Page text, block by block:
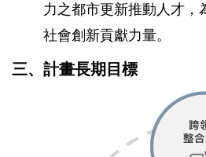
力之都市更新推動人才，
社會創新貢獻力量。
三、計畫長期目標